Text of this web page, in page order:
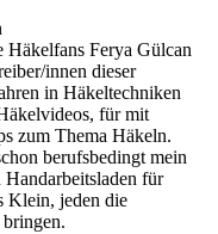
Häkelfans Ferya Gülcan
innen dieser
in Häkeltechniken
für mit
zum Thema Häkeln.
berufsbedingt mein
Handarbeitsladen für
Klein, jeden die